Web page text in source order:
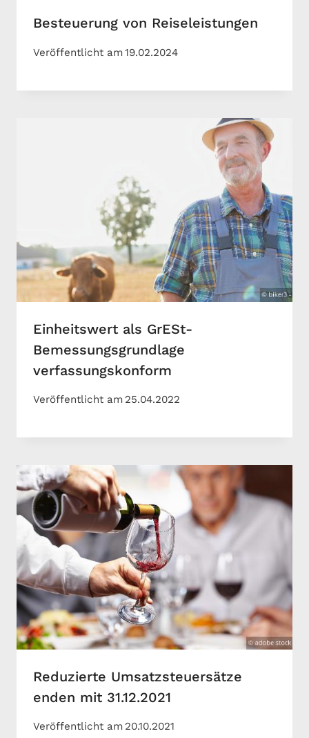
Besteuerung von Reiseleistungen
Veröffentlicht am19.02.2024
Einheitswert als GrESt-
Bemessungsgrundlage
verfassungskonform
Veröffentlicht am 25.04.2022
Reduzierte Umsatzsteuersätze
enden mit 31.12.2021
Veröffentlicht am 20.10.2021